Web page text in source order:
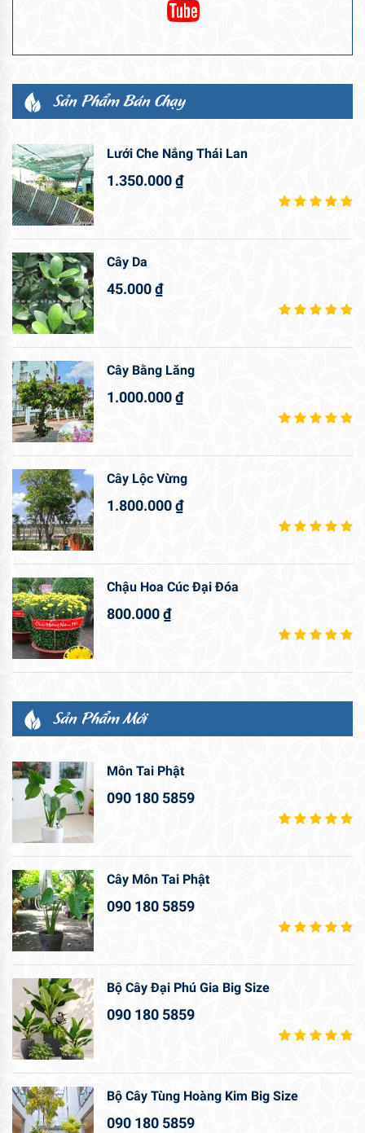
Sản Phẩm Bán Chạy
Lưới Che Nắng Thái Lan
1.350.000₫
Cây Da
45.000₫
Cây Bằng Lăng
1.000.000₫
Cây Lộc Vừng
1.800.000₫
Chậu Hoa Cúc Đại Đóa
800.000₫
Sản Phẩm Mới
Môn Tai Phật
090 180 5859
Cây Môn Tai Phật
090 180 5859
Bộ Cây Đại Phú Gia Big Size
090 180 5859
Bộ Cây Tùng Hoàng Kim Big Size
090 180 5859